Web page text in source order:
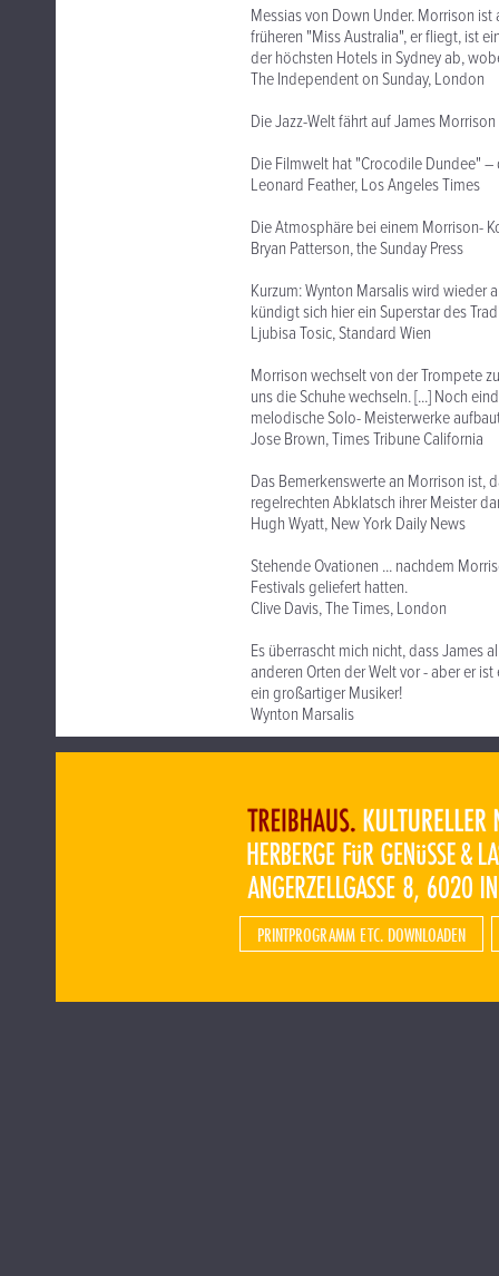
Messias von Down Under. Morrison
früheren "Miss Australia", er fliegt, ist
der höchsten Hotels in Sydney ab,
The Independent on Sunday, London
Die Jazz-Welt fährt auf James
Die Filmwelt hat "Crocodile Dundee"
Leonard Feather, Los Angeles Times
Die Atmosphäre bei einem Morrison-
Bryan Patterson, the Sunday Press
Kurzum: Wynton Marsalis wird wieder
kündigt sich hier ein Superstar des
Ljubisa Tosic, Standard Wien
Morrison wechselt von der Trompete
uns die Schuhe wechseln. [...] Noch
melodische Solo- Meisterwerke
Jose Brown, Times Tribune California
Das Bemerkenswerte an Morrison ist,
regelrechten Abklatsch ihrer Meister
Hugh Wyatt, New York Daily News
Stehende Ovationen ... nachdem
Festivals geliefert hatten.
Clive Davis, The Times, London
Es überrascht mich nicht, dass James
anderen Orten der Welt vor - aber er
ein großartiger Musiker!
Wynton Marsalis
PRINTPROGRAMM ETC. DOWNLOADEN